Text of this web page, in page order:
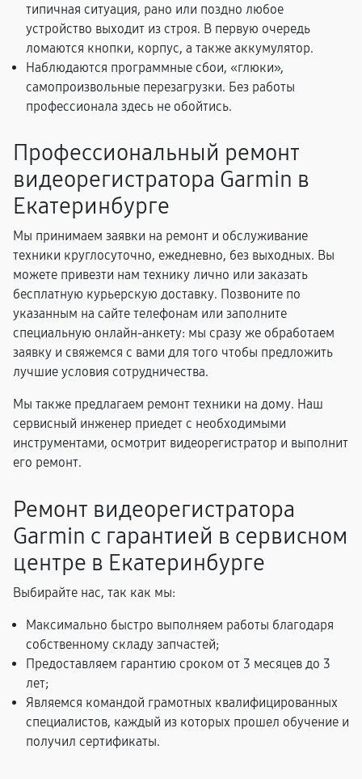
типичная ситуация, рано или поздно любое
устройство выходит из строя. В первую очередь
ломаются кнопки, корпус, а также аккумулятор.
Наблюдаются программные сбои, «глюки»,
самопроизвольные перезагрузки. Без работы
профессионала здесь не обойтись.
Профессиональный ремонт
видеорегистратора Garmin в
Екатеринбурге
Мы принимаем заявки на ремонт и обслуживание
техники круглосуточно, ежедневно, без выходных. Вы
можете привезти нам технику лично или заказать
бесплатную курьерскую доставку. Позвоните по
указанным на сайте телефонам или заполните
специальную онлайн-анкету: мы сразу же обработаем
заявку и свяжемся с вами для того чтобы предложить
лучшие условия сотрудничества.
Мы также предлагаем ремонт техники на дому. Наш
сервисный инженер приедет с необходимыми
инструментами, осмотрит видеорегистратор и выполнит
его ремонт.
Ремонт видеорегистратора
Garmin с гарантией в сервисном
центре в Екатеринбурге
Выбирайте нас, так как мы:
Максимально быстро выполняем работы благодаря
собственному складу запчастей;
Предоставляем гарантию сроком от 3 месяцев до 3
лет;
Являемся командой грамотных квалифицированных
специалистов, каждый из которых прошел обучение и
получил сертификаты.